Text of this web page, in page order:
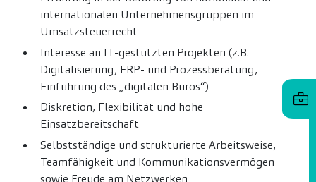
internationalen Unternehmensgruppen im
Umsatzsteuerrecht
Interesse an IT-gestützten Projekten (z.B.
Digitalisierung, ERP- und Prozessberatung,
Einführung des „digitalen Büros“)
Diskretion, Flexibilität und hohe
Einsatzbereitschaft
Selbstständige und strukturierte Arbeitsweise,
Teamfähigkeit und Kommunikationsvermögen
sowie Freude am Netzwerken